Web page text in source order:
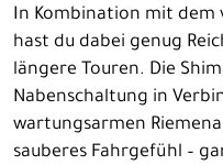
In Kombination mit dem
hast du dabei genug
längere Touren. Die
Nabenschaltung in
wartungsarmen
sauberes Fahrgefühl –